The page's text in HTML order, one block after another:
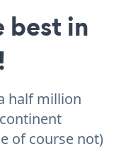
best in
half million
of course not)